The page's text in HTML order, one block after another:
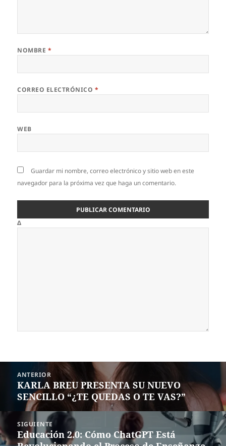
NOMBRE *
CORREO ELECTRÓNICO *
WEB
Guardar mi nombre, correo electrónico y sitio web en este
navegador para la próxima vez que haga un comentario.
Δ
entradas
ANTERIOR
Entrada
anterior:
KARLA BREU PRESENTA SU NUEVO
SENCILLO “¿TE QUEDAS O TE VAS?”
SIGUIENTE
Siguiente
Educación 2.0: Cómo ChatGPT Está